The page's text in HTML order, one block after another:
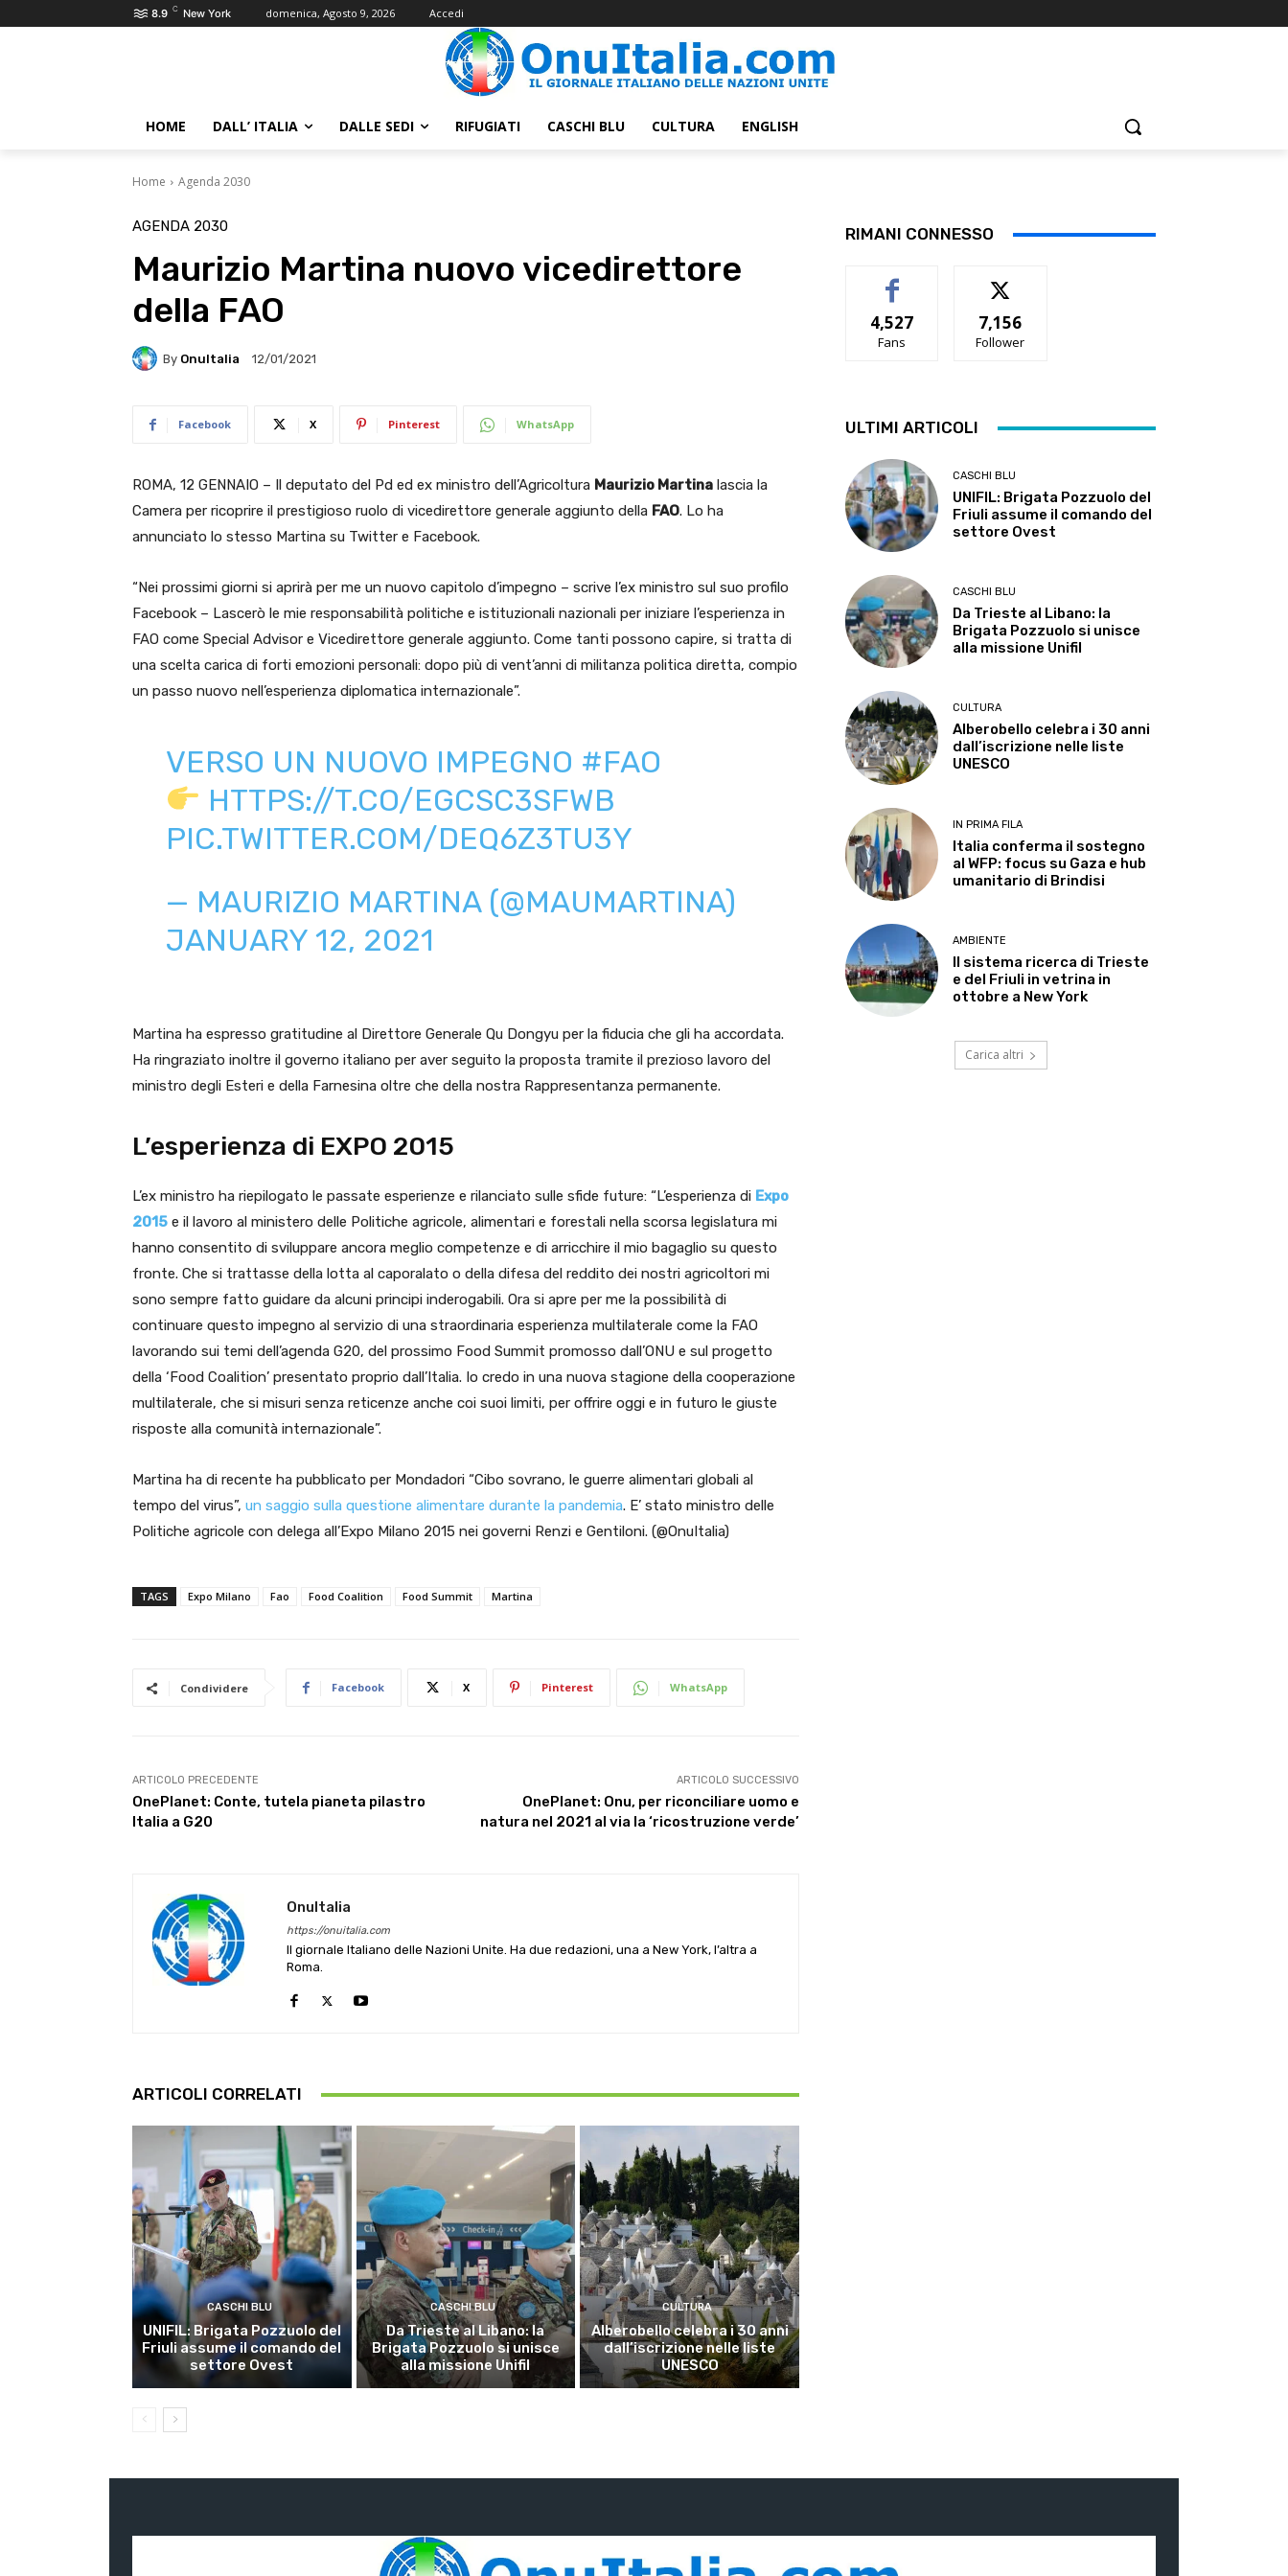
8.9 C New York domenica, Agosto 9, 2026 Accedi
HOME DALL’ ITALIA DALLE SEDI RIFUGIATI CASCHI BLU CULTURA ENGLISH
Home Agenda 2030
AGENDA 2030
Maurizio Martina nuovo vicedirettore
della FAO
By OnuItalia 12/01/2021
Facebook X Pinterest WhatsApp
ROMA, 12 GENNAIO – Il deputato del Pd ed ex ministro dell’Agricoltura Maurizio Martina lascia la
Camera per ricoprire il prestigioso ruolo di vicedirettore generale aggiunto della FAO. Lo ha
annunciato lo stesso Martina su Twitter e Facebook.
“Nei prossimi giorni si aprirà per me un nuovo capitolo d’impegno – scrive l’ex ministro sul suo profilo
Facebook – Lascerò le mie responsabilità politiche e istituzionali nazionali per iniziare l’esperienza in
FAO come Special Advisor e Vicedirettore generale aggiunto. Come tanti possono capire, si tratta di
una scelta carica di forti emozioni personali: dopo più di vent’anni di militanza politica diretta, compio
un passo nuovo nell’esperienza diplomatica internazionale”.
VERSO UN NUOVO IMPEGNO #FAO
HTTPS://T.CO/EGCSC3SFWB
PIC.TWITTER.COM/DEQ6Z3TU3Y
— MAURIZIO MARTINA (@MAUMARTINA)
JANUARY 12, 2021
Martina ha espresso gratitudine al Direttore Generale Qu Dongyu per la fiducia che gli ha accordata.
Ha ringraziato inoltre il governo italiano per aver seguito la proposta tramite il prezioso lavoro del
ministro degli Esteri e della Farnesina oltre che della nostra Rappresentanza permanente.
L’esperienza di EXPO 2015
L’ex ministro ha riepilogato le passate esperienze e rilanciato sulle sfide future: “L’esperienza di Expo
2015 e il lavoro al ministero delle Politiche agricole, alimentari e forestali nella scorsa legislatura mi
hanno consentito di sviluppare ancora meglio competenze e di arricchire il mio bagaglio su questo
fronte. Che si trattasse della lotta al caporalato o della difesa del reddito dei nostri agricoltori mi
sono sempre fatto guidare da alcuni principi inderogabili. Ora si apre per me la possibilità di
continuare questo impegno al servizio di una straordinaria esperienza multilaterale come la FAO
lavorando sui temi dell’agenda G20, del prossimo Food Summit promosso dall’ONU e sul progetto
della ‘Food Coalition’ presentato proprio dall’Italia. Io credo in una nuova stagione della cooperazione
multilaterale, che si misuri senza reticenze anche coi suoi limiti, per offrire oggi e in futuro le giuste
risposte alla comunità internazionale”.
Martina ha di recente ha pubblicato per Mondadori “Cibo sovrano, le guerre alimentari globali al
tempo del virus”, un saggio sulla questione alimentare durante la pandemia. E’ stato ministro delle
Politiche agricole con delega all’Expo Milano 2015 nei governi Renzi e Gentiloni. (@OnuItalia)
TAGS Expo Milano Fao Food Coalition Food Summit Martina
Condividere Facebook X Pinterest WhatsApp
ARTICOLO PRECEDENTE
OnePlanet: Conte, tutela pianeta pilastro
Italia a G20
ARTICOLO SUCCESSIVO
OnePlanet: Onu, per riconciliare uomo e
natura nel 2021 al via la ‘ricostruzione verde’
OnuItalia
https://onuitalia.com
Il giornale Italiano delle Nazioni Unite. Ha due redazioni, una a New York, l’altra a
Roma.
ARTICOLI CORRELATI
CASCHI BLU
UNIFIL: Brigata Pozzuolo del
Friuli assume il comando del
settore Ovest
CASCHI BLU
Da Trieste al Libano: la
Brigata Pozzuolo si unisce
alla missione Unifil
CULTURA
Alberobello celebra i 30 anni
dall’iscrizione nelle liste
UNESCO
RIMANI CONNESSO
4,527
Fans
7,156
Follower
ULTIMI ARTICOLI
CASCHI BLU
UNIFIL: Brigata Pozzuolo del
Friuli assume il comando del
settore Ovest
CASCHI BLU
Da Trieste al Libano: la
Brigata Pozzuolo si unisce
alla missione Unifil
CULTURA
Alberobello celebra i 30 anni
dall’iscrizione nelle liste
UNESCO
IN PRIMA FILA
Italia conferma il sostegno
al WFP: focus su Gaza e hub
umanitario di Brindisi
AMBIENTE
Il sistema ricerca di Trieste
e del Friuli in vetrina in
ottobre a New York
Carica altri